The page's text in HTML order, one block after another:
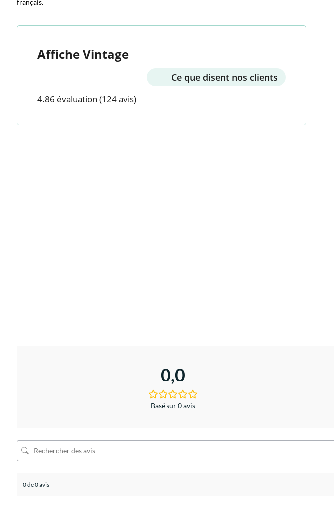
français.
Affiche Vintage
Ce que disent nos clients
4.86 évaluation (124 avis)
0,0
Basé sur 0 avis
0 de 0 avis